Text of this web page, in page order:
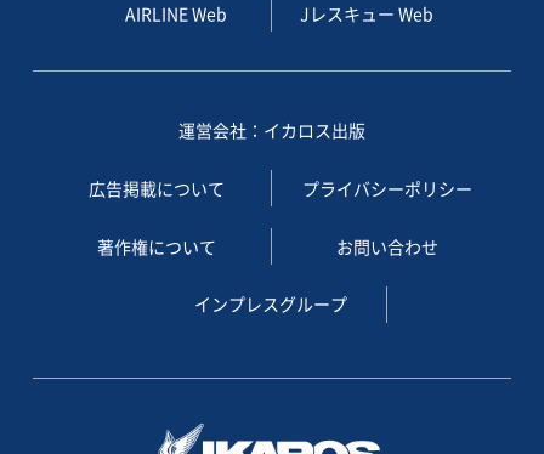
AIRLINE Web Jレスキュー Web
運営会社：イカロス出版
広告掲載について プライバシーポリシー
著作権について お問い合わせ
インプレスグループ